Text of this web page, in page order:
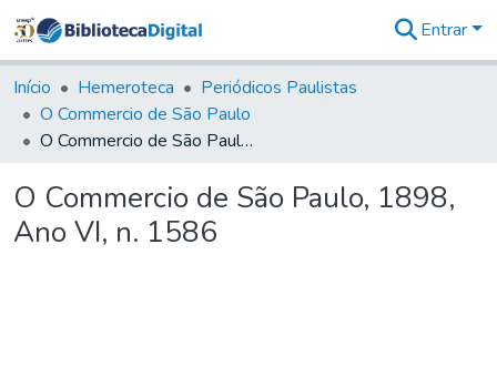
&
Coleções
Tudo na
Biblioteca
Estatísticas
Entrar
Início Hemeroteca
Periódicos Paulistas
O Commercio de São Paulo
O Commercio de São Paulo, 1898, Ano VI, n. 1586
O Commercio de São Paulo, 1898,
Ano VI, n. 1586